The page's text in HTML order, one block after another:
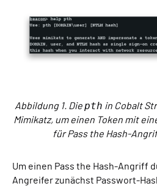
Abbildung 1. Diepth in Cobalt
Mimikatz, um einen Token mit
für Pass the Hash-
Um einen Pass the Hash-Angriff
Angreifer zunächst Passwort-